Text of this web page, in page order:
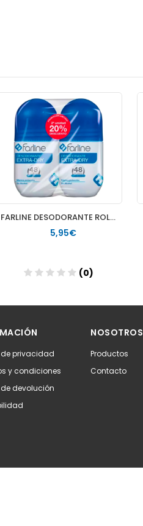
FARLINE DESODORANTE ROLL ON DUPLO EXTRADRY
5,95€
(0)
privacidad
y condiciones
devolución
NOSOTROS
Productos
Contacto